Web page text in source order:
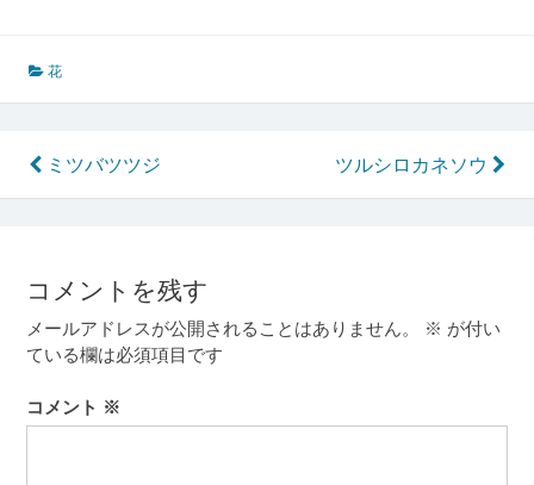
花
投
稿
ビ
ゲ
ー
シ
ョ
ミツバツツジ ツルシロカネソウ
コメントを残す
メールアドレスが公開されることはありません。 ※ が付い
ている欄は必須項目です
コメント ※